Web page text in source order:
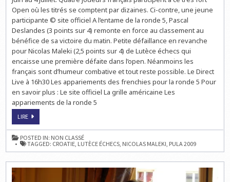
PULA:
LA
RONDE
5
LIVE
À
16H30
Open où les titrés se comptent par dizaines. Ci-contre, une jeune
participante © site officiel A l’entame de la ronde 5, Pascal
Deslandes (3 points sur 4) remonte en force au classement au
bénéfice de sa victoire du matin. Petite défaillance en revanche
pour Nicolas Maleki (2,5 points sur 4) de Lutèce échecs qui
encaisse une première défaite dans l’open. Néanmoins les
français sont d’humeur combative et tout reste possible. Le Direct
Live à 16h30 Les appariements des frenchies pour la ronde 5 Pour
en savoir plus : Le site officiel La grille américaine Les
appariements de la ronde 5
LIRELE
TOURNOI
D’ÉCHECS
DE
PULA:
LA
POSTED IN: NON CLASSÉ
TAGGED: CROATIE LUTÈCE ÉCHECS NICOLAS MALEKI PULA 2009